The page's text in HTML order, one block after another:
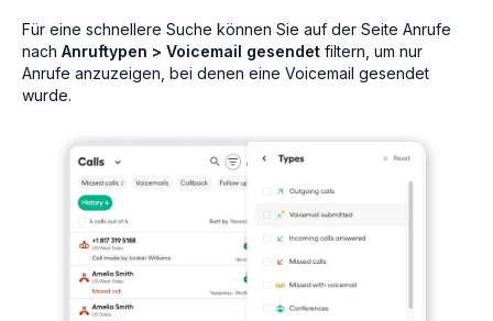
Für eine schnellere Suche können Sie auf der Seite Anrufe
nach Anruftypen > Voicemail gesendet filtern, um nur
Anrufe anzuzeigen, bei denen eine Voicemail gesendet
wurde.